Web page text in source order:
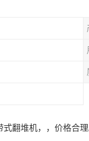
翻堆机，，价格合